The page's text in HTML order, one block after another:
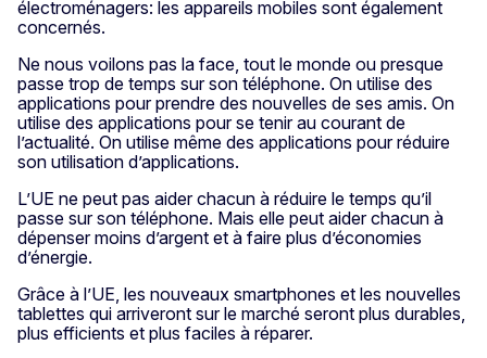
électroménagers: les appareils mobiles sont également
concernés.
Ne nous voilons pas la face, tout le monde ou presque
passe trop de temps sur son téléphone. On utilise des
applications pour prendre des nouvelles de ses amis. On
utilise des applications pour se tenir au courant de
l’actualité. On utilise même des applications pour réduire
son utilisation d’applications.
L’UE ne peut pas aider chacun à réduire le temps qu’il
passe sur son téléphone. Mais elle peut aider chacun à
dépenser moins d’argent et à faire plus d’économies
d’énergie.
Grâce à l’UE, les nouveaux smartphones et les nouvelles
tablettes qui arriveront sur le marché seront plus durables,
plus efficients et plus faciles à réparer.